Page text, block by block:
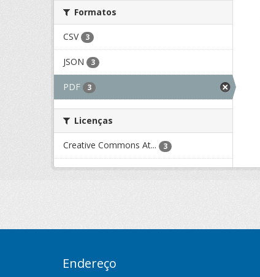
Formatos
CSV 3
JSON 3
PDF 3
Licenças
Creative Commons At... 3
Endereço